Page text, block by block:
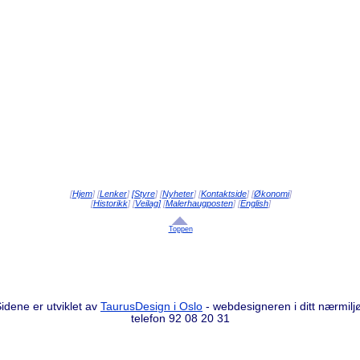
[Hjem] [Lenker] [Styre] [Nyheter] [Kontaktside] [Økonomi]
[Historikk] [Veilag][Malerhaugposten] [English]
Toppen
er utviklet av TaurusDesign i Oslo - webdesigneren i ditt
telefon 92 08 20 31